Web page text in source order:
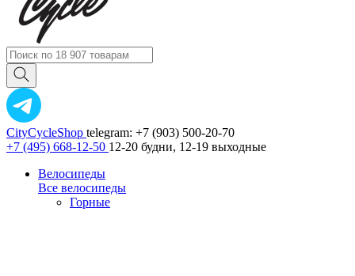
CityCycleShop telegram: +7 (903) 500-20-70
+7 (495) 668-12-50 12-20 будни, 12-19 выходные
Велосипеды
Все велосипеды
Горные